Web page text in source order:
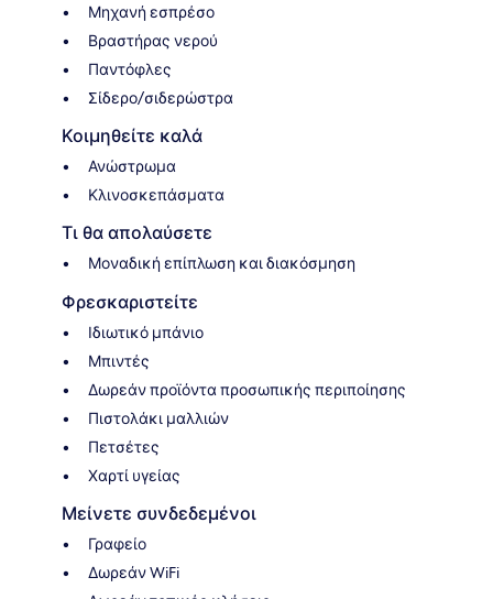
Μηχανή εσπρέσο
Βραστήρας νερού
Παντόφλες
Σίδερο/σιδερώστρα
Κοιμηθείτε καλά
Ανώστρωμα
Κλινοσκεπάσματα
Τι θα απολαύσετε
Μοναδική επίπλωση και διακόσμηση
Φρεσκαριστείτε
Ιδιωτικό μπάνιο
Μπιντές
Δωρεάν προϊόντα προσωπικής περιποίησης
Πιστολάκι μαλλιών
Πετσέτες
Χαρτί υγείας
Μείνετε συνδεδεμένοι
Γραφείο
Δωρεάν WiFi